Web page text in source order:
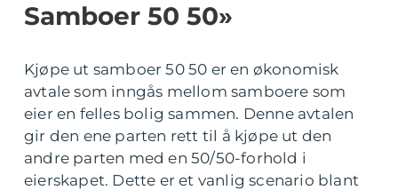
Samboer 50 50»
Kjøpe ut samboer 50 50 er en økonomisk
avtale som inngås mellom samboere som
eier en felles bolig sammen. Denne avtalen
gir den ene parten rett til å kjøpe ut den
andre parten med en 50/50-forhold i
eierskapet. Dette er et vanlig scenario blant